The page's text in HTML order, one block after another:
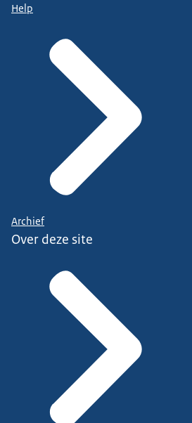
Help
Archief
Over deze site